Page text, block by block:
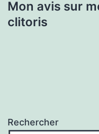
Mon avis sur
clitoris
Rechercher